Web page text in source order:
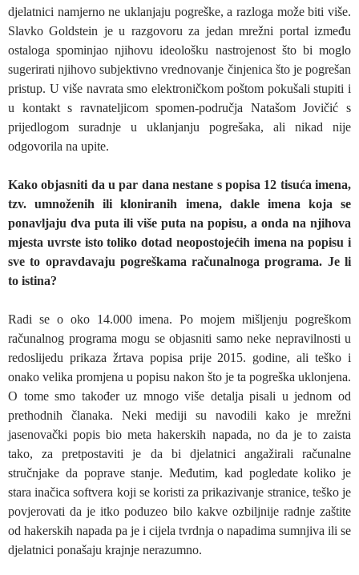
djelatnici namjerno ne uklanjaju pogreške, a razloga može biti više.
Slavko Goldstein je u razgovoru za jedan mrežni portal između
ostaloga spominjao njihovu ideološku nastrojenost što bi moglo
sugerirati njihovo subjektivno vrednovanje činjenica što je pogrešan
pristup. U više navrata smo elektroničkom poštom pokušali stupiti i
u kontakt s ravnateljicom spomen-područja Natašom Jovičić s
prijedlogom suradnje u uklanjanju pogrešaka, ali nikad nije
odgovorila na upite.
Kako objasniti da u par dana nestane s popisa 12 tisuća imena,
tzv. umnoženih ili kloniranih imena, dakle imena koja se
ponavljaju dva puta ili više puta na popisu, a onda na njihova
mjesta uvrste isto toliko dotad neopostojećih imena na popisu i
sve to opravdavaju pogreškama računalnoga programa. Je li
to istina?
Radi se o oko 14.000 imena. Po mojem mišljenju pogreškom
računalnog programa mogu se objasniti samo neke nepravilnosti u
redoslijedu prikaza žrtava popisa prije 2015. godine, ali teško i
onako velika promjena u popisu nakon što je ta pogreška uklonjena.
O tome smo također uz mnogo više detalja pisali u jednom od
prethodnih članaka. Neki mediji su navodili kako je mrežni
jasenovački popis bio meta hakerskih napada, no da je to zaista
tako, za pretpostaviti je da bi djelatnici angažirali računalne
stručnjake da poprave stanje. Međutim, kad pogledate koliko je
stara inačica softvera koji se koristi za prikazivanje stranice, teško je
povjerovati da je itko poduzeo bilo kakve ozbiljnije radnje zaštite
od hakerskih napada pa je i cijela tvrdnja o napadima sumnjiva ili se
djelatnici ponašaju krajnje nerazumno.